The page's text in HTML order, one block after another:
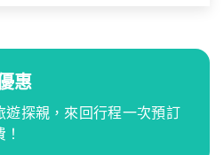
惠
探親，來回行程一次預訂